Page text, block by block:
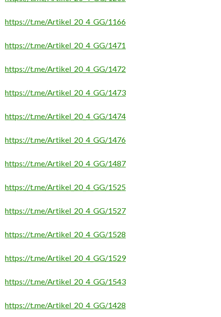
https://t.me/Artikel_20_4_GG/1166
https://t.me/Artikel_20_4_GG/1471
https://t.me/Artikel_20_4_GG/1472
https://t.me/Artikel_20_4_GG/1473
https://t.me/Artikel_20_4_GG/1474
https://t.me/Artikel_20_4_GG/1476
https://t.me/Artikel_20_4_GG/1487
https://t.me/Artikel_20_4_GG/1525
https://t.me/Artikel_20_4_GG/1527
https://t.me/Artikel_20_4_GG/1528
https://t.me/Artikel_20_4_GG/1529
https://t.me/Artikel_20_4_GG/1543
https://t.me/Artikel_20_4_GG/1428